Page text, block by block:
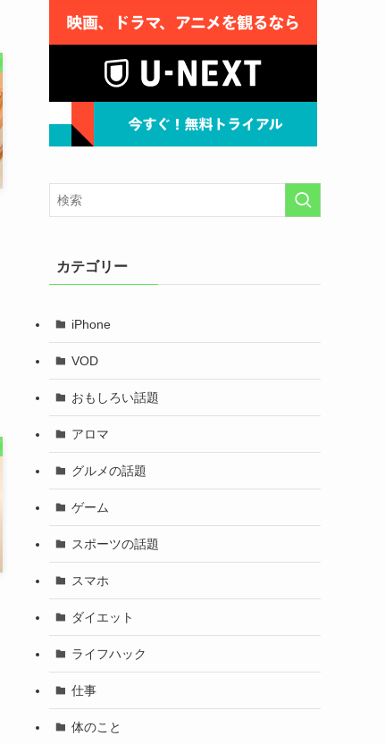
カテゴリー
iPhone
VOD
おもしろい話題
アロマ
グルメの話題
ゲーム
スポーツの話題
スマホ
ダイエット
ライフハック
仕事
体のこと